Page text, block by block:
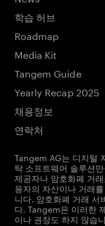
학습 허브
Roadmap
Media Kit
Tangem Guide
Yearly Recap 2025
채용정보
연락처
Tangem AG는 디지털
탁 소프트웨어 솔루션
제공자나 암호화폐 거
용자의 자산이나 거래
니다. 암호화폐 거래 서
다. Tangem은 이러한
이나 권장도 하지 않습